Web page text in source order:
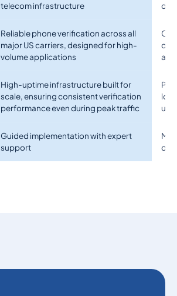
telecom infrastructure
Reliable phone verification across all
major US carriers, designed for high-
volume applications
and
High-uptime infrastructure built for
scale, ensuring consistent verification
performance even during peak traffic
Guided implementation with expert
support